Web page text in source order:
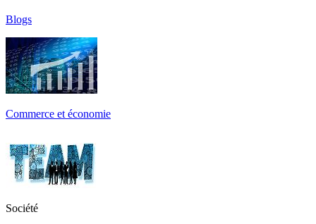
Blogs
Commerce et économie
Société